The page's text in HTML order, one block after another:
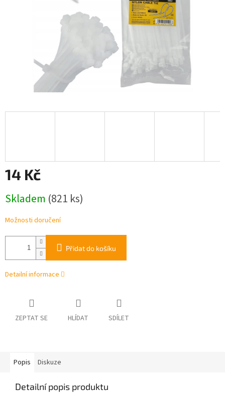
14 Kč
cena:
Skladem (821 ks)
Možnosti doručení
Přidat do košíku
Detailní informace
ZEPTAT SE HLÍDAT SDÍLET
Popis Diskuze
Detailní popis produktu